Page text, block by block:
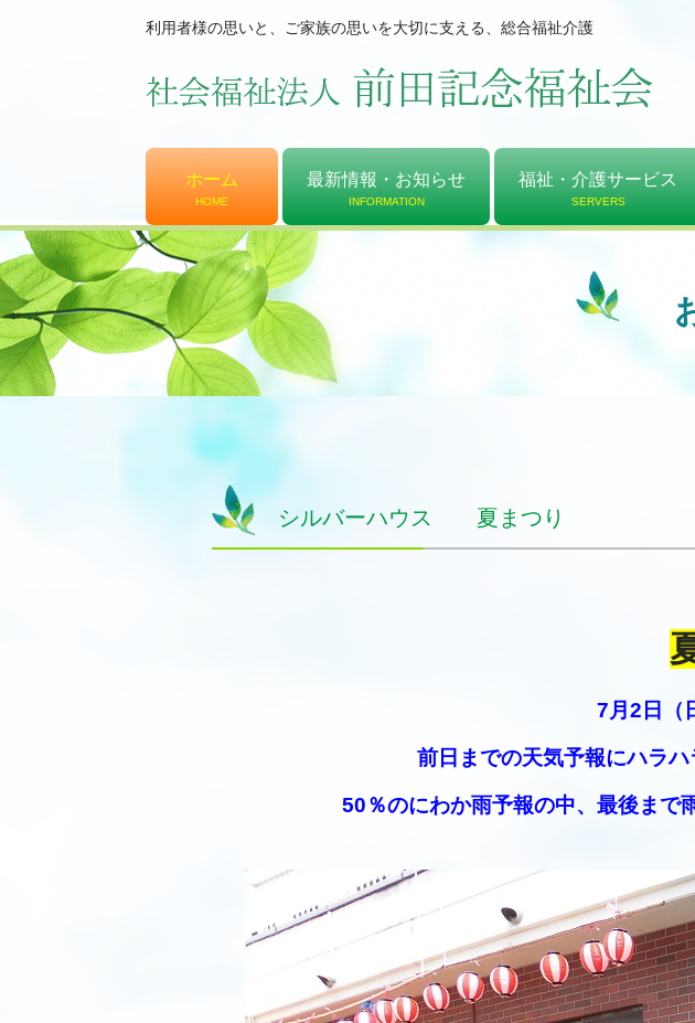
利用者様の思いと、ご家族の思いを大切に支える、総合福祉介護
ホーム
HOME
最新情報・お知らせ
INFORMATION
福祉・介護サービス
SERVERS
シルバーハウス 夏まつり
7月2日（
前日までの天気予報にハラハ
50％のにわか雨予報の中、最後まで